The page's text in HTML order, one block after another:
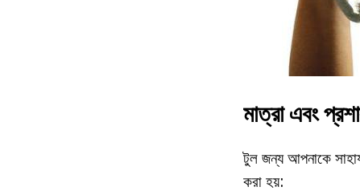
মাত্রা এবং
টুল জন্য আপনাকে
করা হয়: